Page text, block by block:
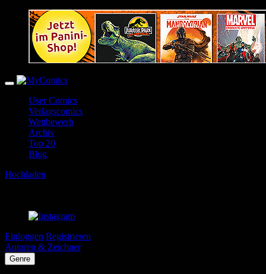
User Comics
Verlagscomics
Wettbewerb
Archiv
Top 20
Blog
Hochladen
Einloggen Registrieren
Autoren & Zeichner
Genre